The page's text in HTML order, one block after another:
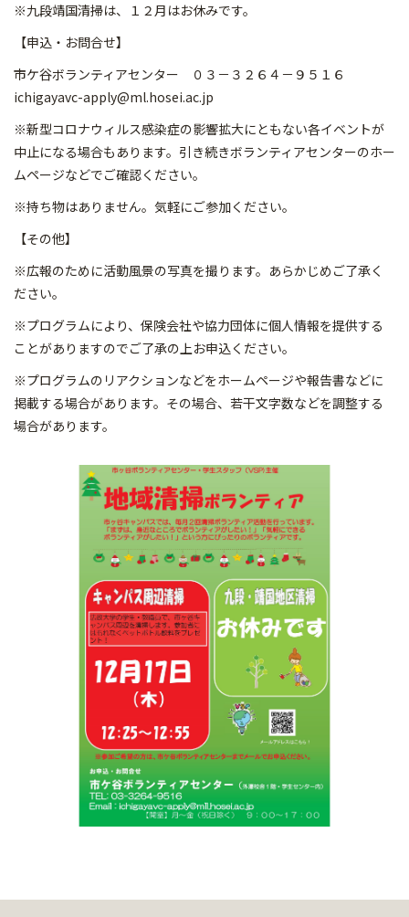
※九段靖国清掃は、１２月はお休みです。
【申込・お問合せ】
市ケ谷ボランティアセンター ０３－３２６４－９５１６
ichigayavc-apply@ml.hosei.ac.jp
※新型コロナウィルス感染症の影響拡大にともない各イベントが
中止になる場合もあります。引き続きボランティアセンターのホー
ムページなどでご確認ください。
※持ち物はありません。気軽にご参加ください。
【その他】
※広報のために活動風景の写真を撮ります。あらかじめご了承く
ださい。
※プログラムにより、保険会社や協力団体に個人情報を提供する
ことがありますのでご了承の上お申込ください。
※プログラムのリアクションなどをホームページや報告書などに
掲載する場合があります。その場合、若干文字数などを調整する
場合があります。